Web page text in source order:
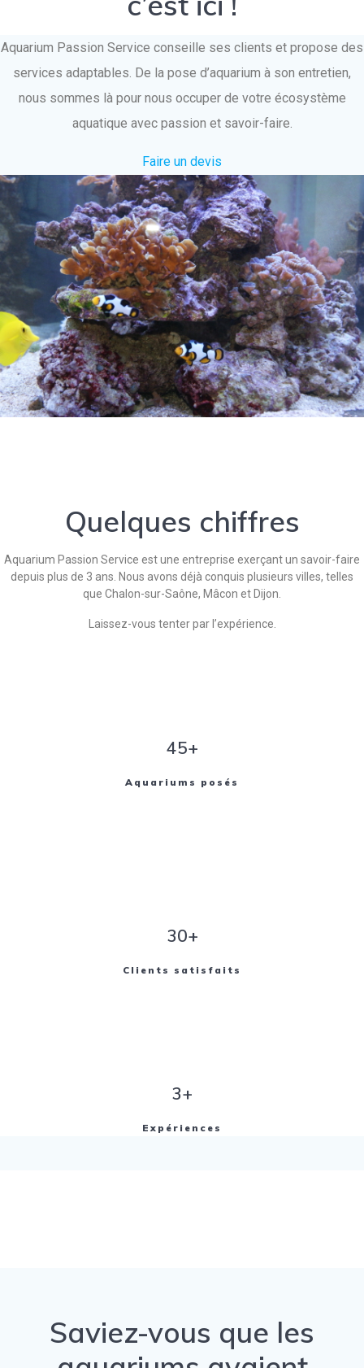
Aquarium Passion Service conseille ses clients et propose des
services adaptables. De la pose d’aquarium à son entretien,
nous sommes là pour nous occuper de votre écosystème
aquatique avec passion et savoir-faire.
Faire un devis
Quelques chiffres
Aquarium Passion Service est une entreprise exerçant un savoir-faire
depuis plus de 3 ans. Nous avons déjà conquis plusieurs villes, telles
que Chalon-sur-Saône, Mâcon et Dijon.
Laissez-vous tenter par l’expérience.
45+
Aquariums posés
30+
Clients satisfaits
3+
Expériences
Saviez-vous que les